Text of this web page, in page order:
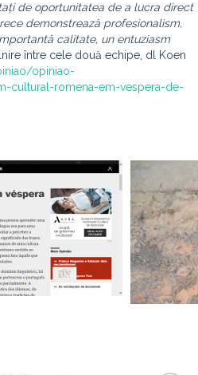
ți de oportunitatea de a lucra direct
demonstrează profesionalism,
calitate, un entuziasm
între cele două echipe, dl Koen
opiniao-
cultural-romena-em-vespera-de-